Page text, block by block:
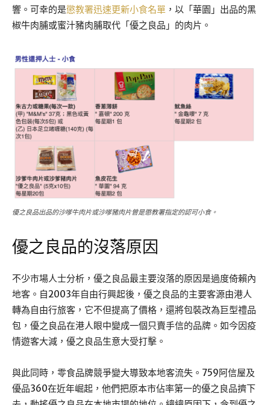
響。可幸的是懲教署迅速更新小食名單 ，以「華園」出品的黑
椒牛肉脯或蜜汁豬肉脯取代「優之良品」的肉片。
優之良品出品的沙嗲牛肉片或沙嗲豬肉片曾是懲教署指定的認可小食。
優之良品的沒落原因
不少市場人士分析，優之良品最主要沒落的原因是過度倚賴內
地客。自2003年自由行興起後，優之良品的主要客源由港人
轉為自由行旅客，它不但提高了價格，還將包裝改為巨型禮品
包，優之良品在港人眼中變成一個只賣手信的品牌。如今因疫
情遊客大減，優之良品生意大受打擊。
與此同時，零食品牌競爭變大導致本地客流失。759阿信屋及
優品360在近年崛起，他們把原本市佔率第一的優之良品擠下